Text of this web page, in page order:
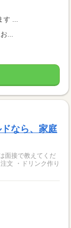
す ...
...
なら、家庭
面接で教えてくだ